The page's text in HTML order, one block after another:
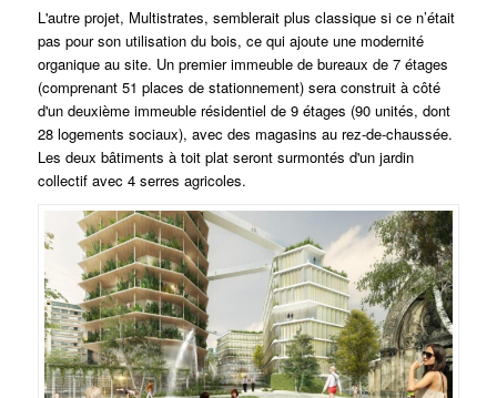
L'autre projet, Multistrates, semblerait plus classique si ce n’était
pas pour son utilisation du bois, ce qui ajoute une modernité
organique au site. Un premier immeuble de bureaux de 7 étages
(comprenant 51 places de stationnement) sera construit à côté
d'un deuxième immeuble résidentiel de 9 étages (90 unités, dont
28 logements sociaux), avec des magasins au rez-de-chaussée.
Les deux bâtiments à toit plat seront surmontés d'un jardin
collectif avec 4 serres agricoles.